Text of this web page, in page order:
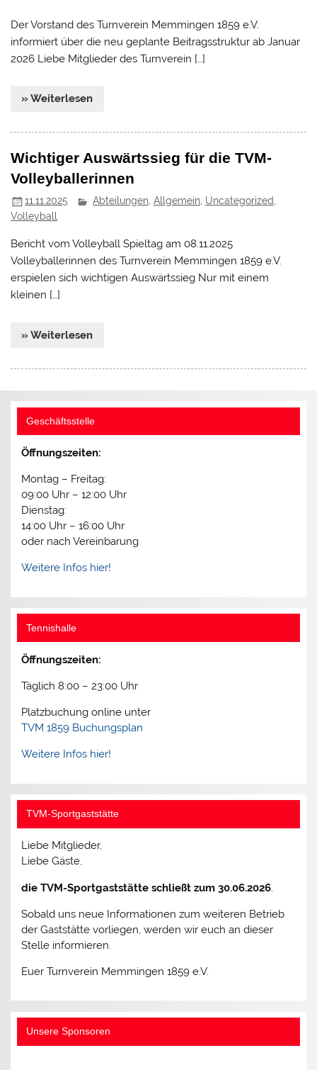
Der Vorstand des Turnverein Memmingen 1859 e.V.
informiert über die neu geplante Beitragsstruktur ab Januar
2026 Liebe Mitglieder des Turnverein […]
» Weiterlesen
Wichtiger Auswärtssieg für die TVM-
Volleyballerinnen
11.11.2025 Abteilungen,Allgemein, Uncategorized,
Volleyball
Bericht vom Volleyball Spieltag am 08.11.2025
Volleyballerinnen des Turnverein Memmingen 1859 e.V.
erspielen sich wichtigen Auswärtssieg Nur mit einem
kleinen […]
» Weiterlesen
Geschäftsstelle
Öffnungszeiten:
Montag – Freitag:
09:00 Uhr – 12:00 Uhr
Dienstag:
14:00 Uhr – 16:00 Uhr
oder nach Vereinbarung
Weitere Infos hier!
Tennishalle
Öffnungszeiten:
Täglich 8:00 – 23:00 Uhr
Platzbuchung online unter
TVM 1859 Buchungsplan
Weitere Infos hier!
TVM-Sportgaststätte
Liebe Mitglieder,
Liebe Gäste,
die TVM-Sportgaststätte schließt zum 30.06.2026.
Sobald uns neue Informationen zum weiteren Betrieb
der Gaststätte vorliegen, werden wir euch an dieser
Stelle informieren.
Euer Turnverein Memmingen 1859 e.V.
Unsere Sponsoren